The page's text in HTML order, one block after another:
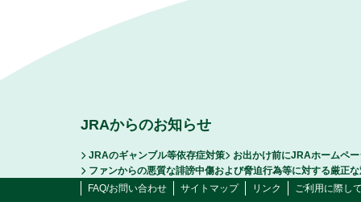
JRAからのお知らせ
JRAのギャンブル等依存症対策
お出かけ前にJRAホームペ
ファンからの悪質な誹謗中傷および脅迫行為等に対する厳正
FAQ/お問い合わせ
サイトマップ リンク ご利用に際し